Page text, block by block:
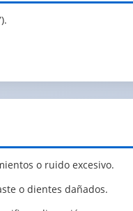
o ruido excesivo.
o dientes dañados.